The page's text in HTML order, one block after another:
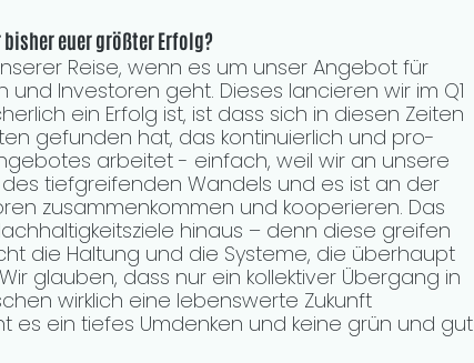
euer größter Erfolg?
Reise, wenn es um unser Angebot für
Investoren geht. Dieses lancieren wir im Q1
ein Erfolg ist, ist dass sich in diesen Zeiten
gefunden hat, das kontinuierlich und pro-
arbeitet - einfach, weil wir an unsere
des tiefgreifenden Wandels und es ist an der
zusammenkommen und kooperieren. Das
hinaus – denn diese greifen
die Haltung und die Systeme, die überhaupt
glauben, dass nur ein kollektiver Übergang in
wirklich eine lebenswerte Zukunft
es ein tiefes Umdenken und keine grün und gut